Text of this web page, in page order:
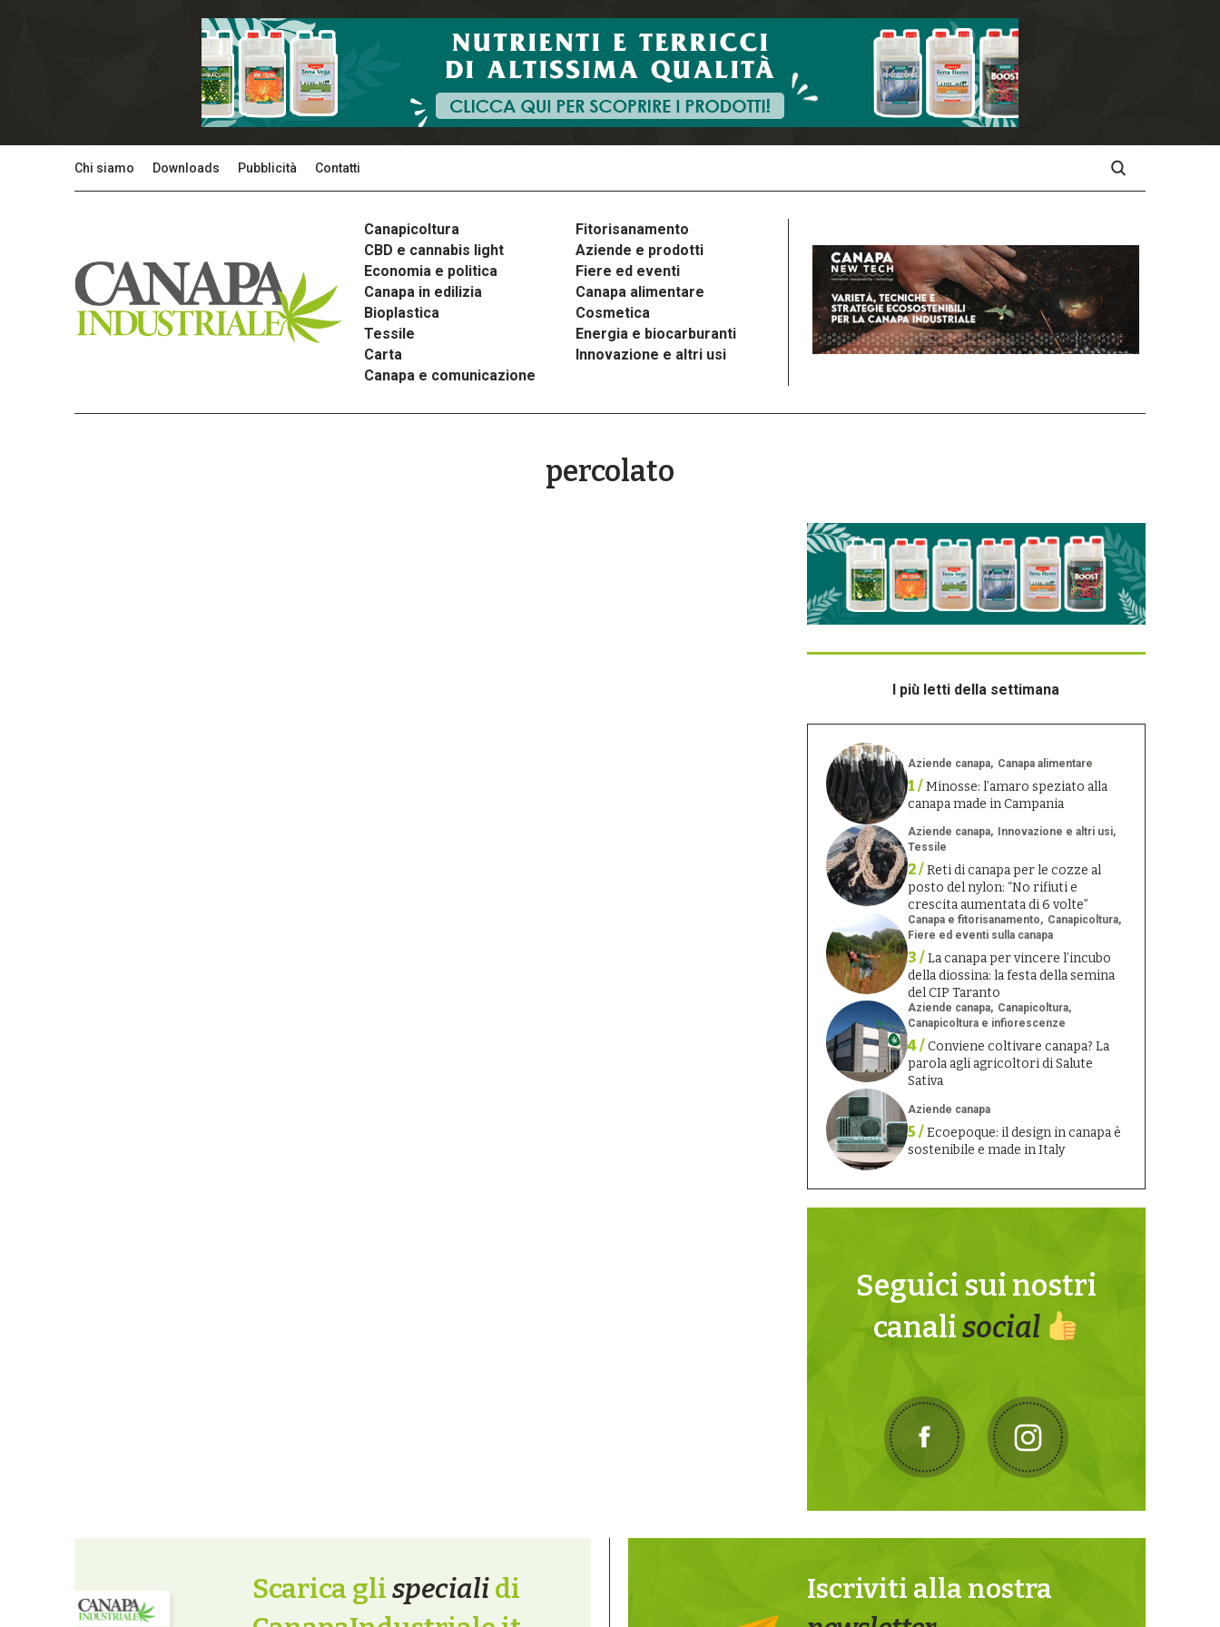
Chi siamo Downloads Pubblicità Contatti
Canapicoltura
Fitorisanamento
CBD e cannabis light
Aziende e prodotti
Economia e politica
Fiere ed eventi
Canapa in edilizia
Canapa alimentare
Bioplastica
Cosmetica
Tessile
Energia e biocarburanti
Carta
Innovazione e altri usi
Canapa e comunicazione
percolato
I più letti della settimana
Aziende canapa Canapa alimentare
1 /Minosse: l’amaro speziato alla
canapa made in Campania
Aziende canapa
Innovazione e altri usi
Tessile
2 /Reti di canapa per le cozze al
posto del nylon: “No rifiuti e
crescita aumentata di 6 volte”
Canapa e fitorisanamento
Canapicoltura
Fiere ed eventi sulla canapa
3 /La canapa per vincere l’incubo
della diossina: la festa della semina
del CIP Taranto
Aziende canapa
Canapicoltura
Canapicoltura e infiorescenze
4 /Conviene coltivare canapa? La
parola agli agricoltori di Salute
Sativa
Aziende canapa
5 /Ecoepoque: il design in canapa è
sostenibile e made in Italy
Seguici sui nostri
canalisocial
Scarica glispecialidi
Iscriviti alla nostra